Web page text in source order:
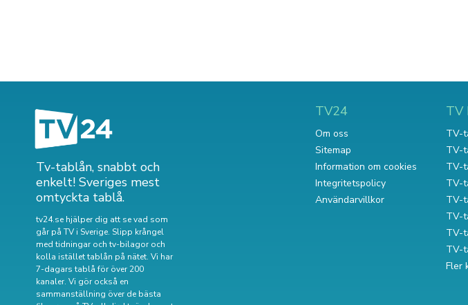
Tv-tablån, snabbt och
enkelt! Sveriges mest
omtyckta tablå.
tv24.se hjälper dig att se vad som
går på TV i Sverige. Slipp krångel
med tidningar och tv-bilagor och
kolla istället tablån på nätet. Vi har
7-dagars tablå för över 200
kanaler. Vi gör också en
sammanställning överde bästa
TV24
Om oss
Sitemap
Information om cookies
Integritetspolicy
Användarvillkor
TV
TV-
TV-
TV-
TV-
TV-
TV-
TV-
TV-
Fler